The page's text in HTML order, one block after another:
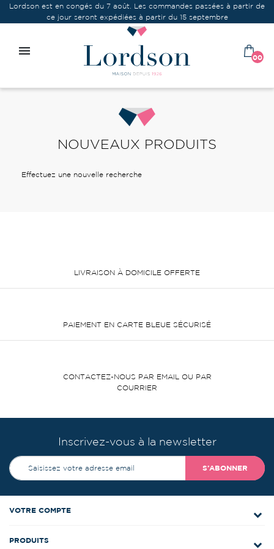
Lordson est en congés du 7 août. Les commandes passées à partir de
ce jour seront expédiées à partir du 15 septembre
 00
NOUVEAUX PRODUITS
Effectuez une nouvelle recherche
LIVRAISON À DOMICILE OFFERTE
PAIEMENT EN CARTE BLEUE SÉCURISÉ
CONTACTEZ-NOUS PAR EMAIL OU PAR
COURRIER
Inscrivez-vous à la newsletter
S’ABONNER
VOTRE COMPTE
PRODUITS